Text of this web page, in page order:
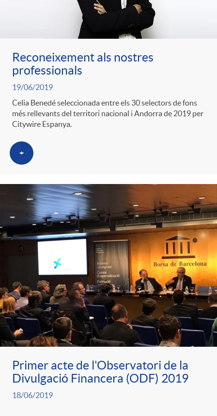
r
i
a
s
Reconeixement als nostres
professionals
19/06/2019
Celia Benedé seleccionada entre els 30 selectors de fons
més rellevants del territori nacional i Andorra de 2019 per
Citywire Espanya.
+
Primer acte de l'Observatori de la
Divulgació Financera (ODF) 2019
18/06/2019